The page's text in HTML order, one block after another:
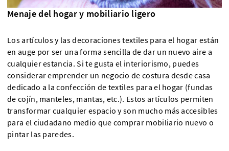
Menaje del hogar y mobiliario ligero
Los artículos y las decoraciones textiles para el hogar están
en auge por ser una forma sencilla de dar un nuevo aire a
cualquier estancia. Si te gusta el interiorismo, puedes
considerar emprender un negocio de costura desde casa
dedicado a la confección de textiles para el hogar (fundas
de cojín, manteles, mantas, etc.). Estos artículos permiten
transformar cualquier espacio y son mucho más accesibles
para el ciudadano medio que comprar mobiliario nuevo o
pintar las paredes.